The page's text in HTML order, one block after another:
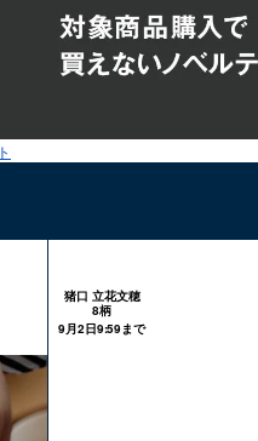
猪口 立花文穂
8柄
9月2日9:59まで